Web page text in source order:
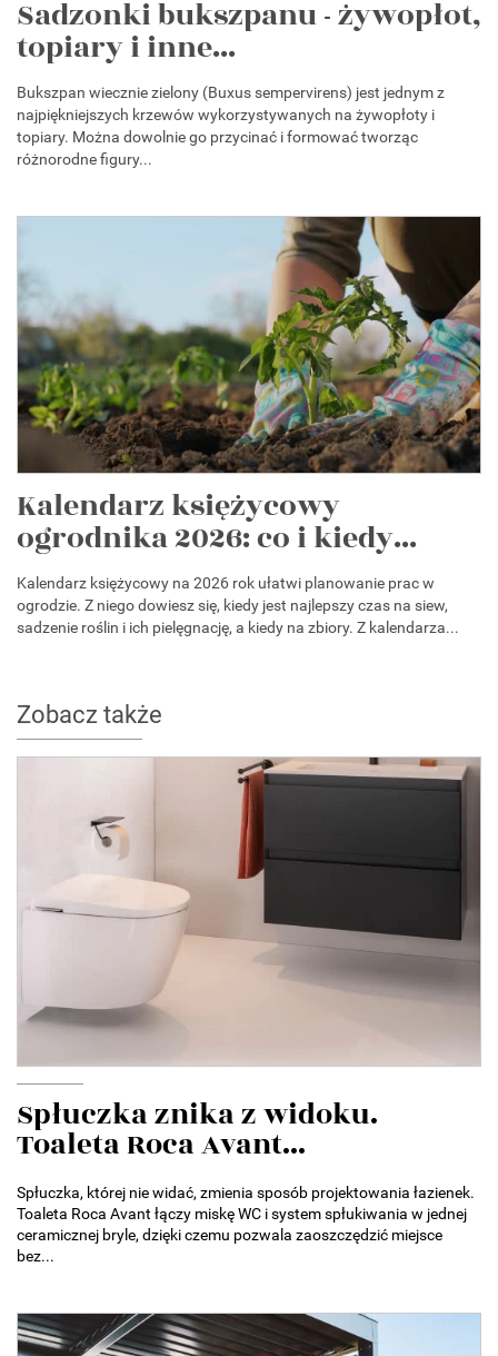
Sadzonki bukszpanu - żywopłot,
topiary i inne...
Bukszpan wiecznie zielony (Buxus sempervirens) jest jednym z
najpiękniejszych krzewów wykorzystywanych na żywopłoty i
topiary. Można dowolnie go przycinać i formować tworząc
różnorodne figury...
Kalendarz księżycowy
ogrodnika 2026: co i kiedy...
Kalendarz księżycowy na 2026 rok ułatwi planowanie prac w
ogrodzie. Z niego dowiesz się, kiedy jest najlepszy czas na siew,
sadzenie roślin i ich pielęgnację, a kiedy na zbiory. Z kalendarza...
Zobacz także
Spłuczka znika z widoku.
Toaleta Roca Avant...
Spłuczka, której nie widać, zmienia sposób projektowania łazienek.
Toaleta Roca Avant łączy miskę WC i system spłukiwania w jednej
ceramicznej bryle, dzięki czemu pozwala zaoszczędzić miejsce
bez...